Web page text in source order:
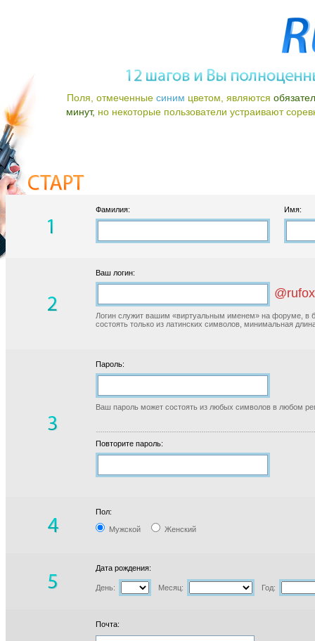
Поля, отмеченные синим цветом, являются
минут, но некоторые пользователи устраивают
Фамилия: Имя:
Ваш логин:
Логин служит вашим «виртуальным именем» на форуме, в
состоять только из латинских символов, минимальная
Пароль:
Ваш пароль может состоять из любых символов в любом
Повторите пароль:
Пол:
Мужской Женский
Дата рождения:
День: Месяц: Год:
Почта: